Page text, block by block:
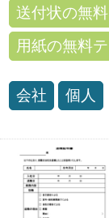
送付状の無
用紙の無料
会社 個人